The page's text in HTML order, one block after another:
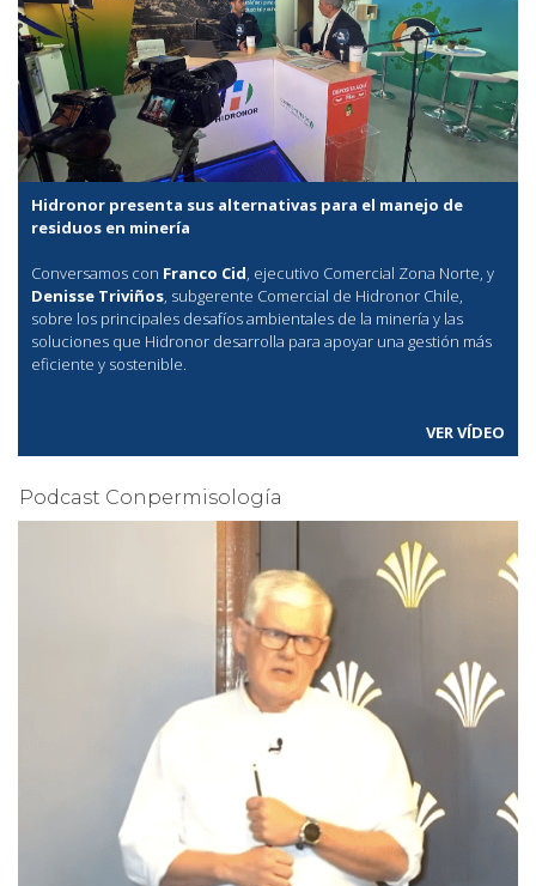
Hidronor presenta sus alternativas para el manejo de
residuos en minería
Conversamos con Franco Cid, ejecutivo Comercial Zona Norte, y
Denisse Triviños, subgerente Comercial de Hidronor Chile,
sobre los principales desafíos ambientales de la minería y las
soluciones que Hidronor desarrolla para apoyar una gestión más
eficiente y sostenible.
VER VÍDEO
Podcast Conpermisología